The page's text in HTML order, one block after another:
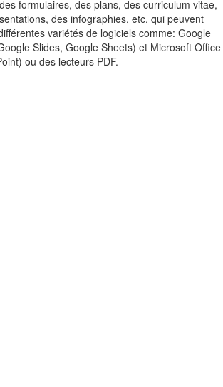
formulaires, des plans, des curriculum vitae,
des infographies, etc. qui peuvent
variétés de logiciels comme: Google
Slides, Google Sheets) et Microsoft Office
ou des lecteurs PDF.